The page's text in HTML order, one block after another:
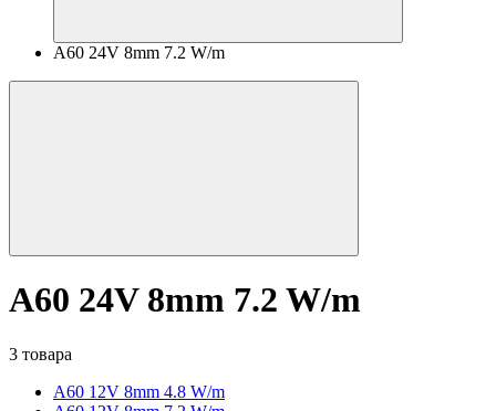
A60 24V 8mm 7.2 W/m
A60 24V 8mm 7.2 W/m
3 товара
A60 12V 8mm 4.8 W/m